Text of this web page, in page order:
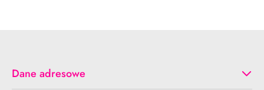
Dane adresowe